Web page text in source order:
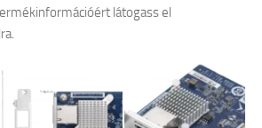
látogass el